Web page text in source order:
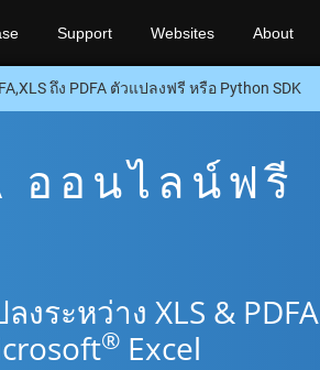
Support Websites About
ถึง PDFA ตัวแปลงฟรี หรือ Python SDK
ออนไลน์ฟรี
ระหว่าง XLS & PDFA
® Excel